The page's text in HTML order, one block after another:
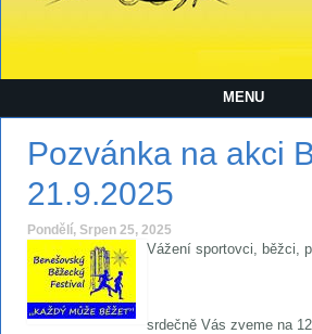
MENU
Pozvánka na akci
21.9.2025
Pondělí, Srpen 25, 2025
Vážení sportovci, běžci,
srdečně Vás zveme na